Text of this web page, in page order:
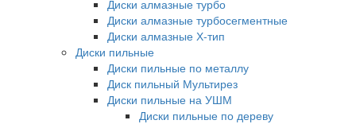
Диски алмазные турбо
Диски алмазные турбосегментные
Диски алмазные Х-тип
Диски пильные
Диски пильные по металлу
Диск пильный Мультирез
Диски пильные на УШМ
Диски пильные по дереву